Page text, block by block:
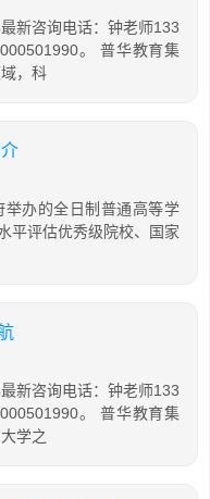
新咨询电话：钟老师133
。 普华教育集
，科
办的全日制普通高等学
平评估优秀级院校、国家
新咨询电话：钟老师133
。 普华教育集
学之